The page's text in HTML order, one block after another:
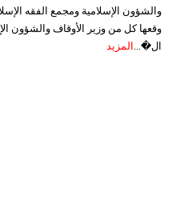
والشؤون الإسلامية ومجمع الفقه
وقعها كل من وزير الأوقاف والشؤون
ال�... المزيد